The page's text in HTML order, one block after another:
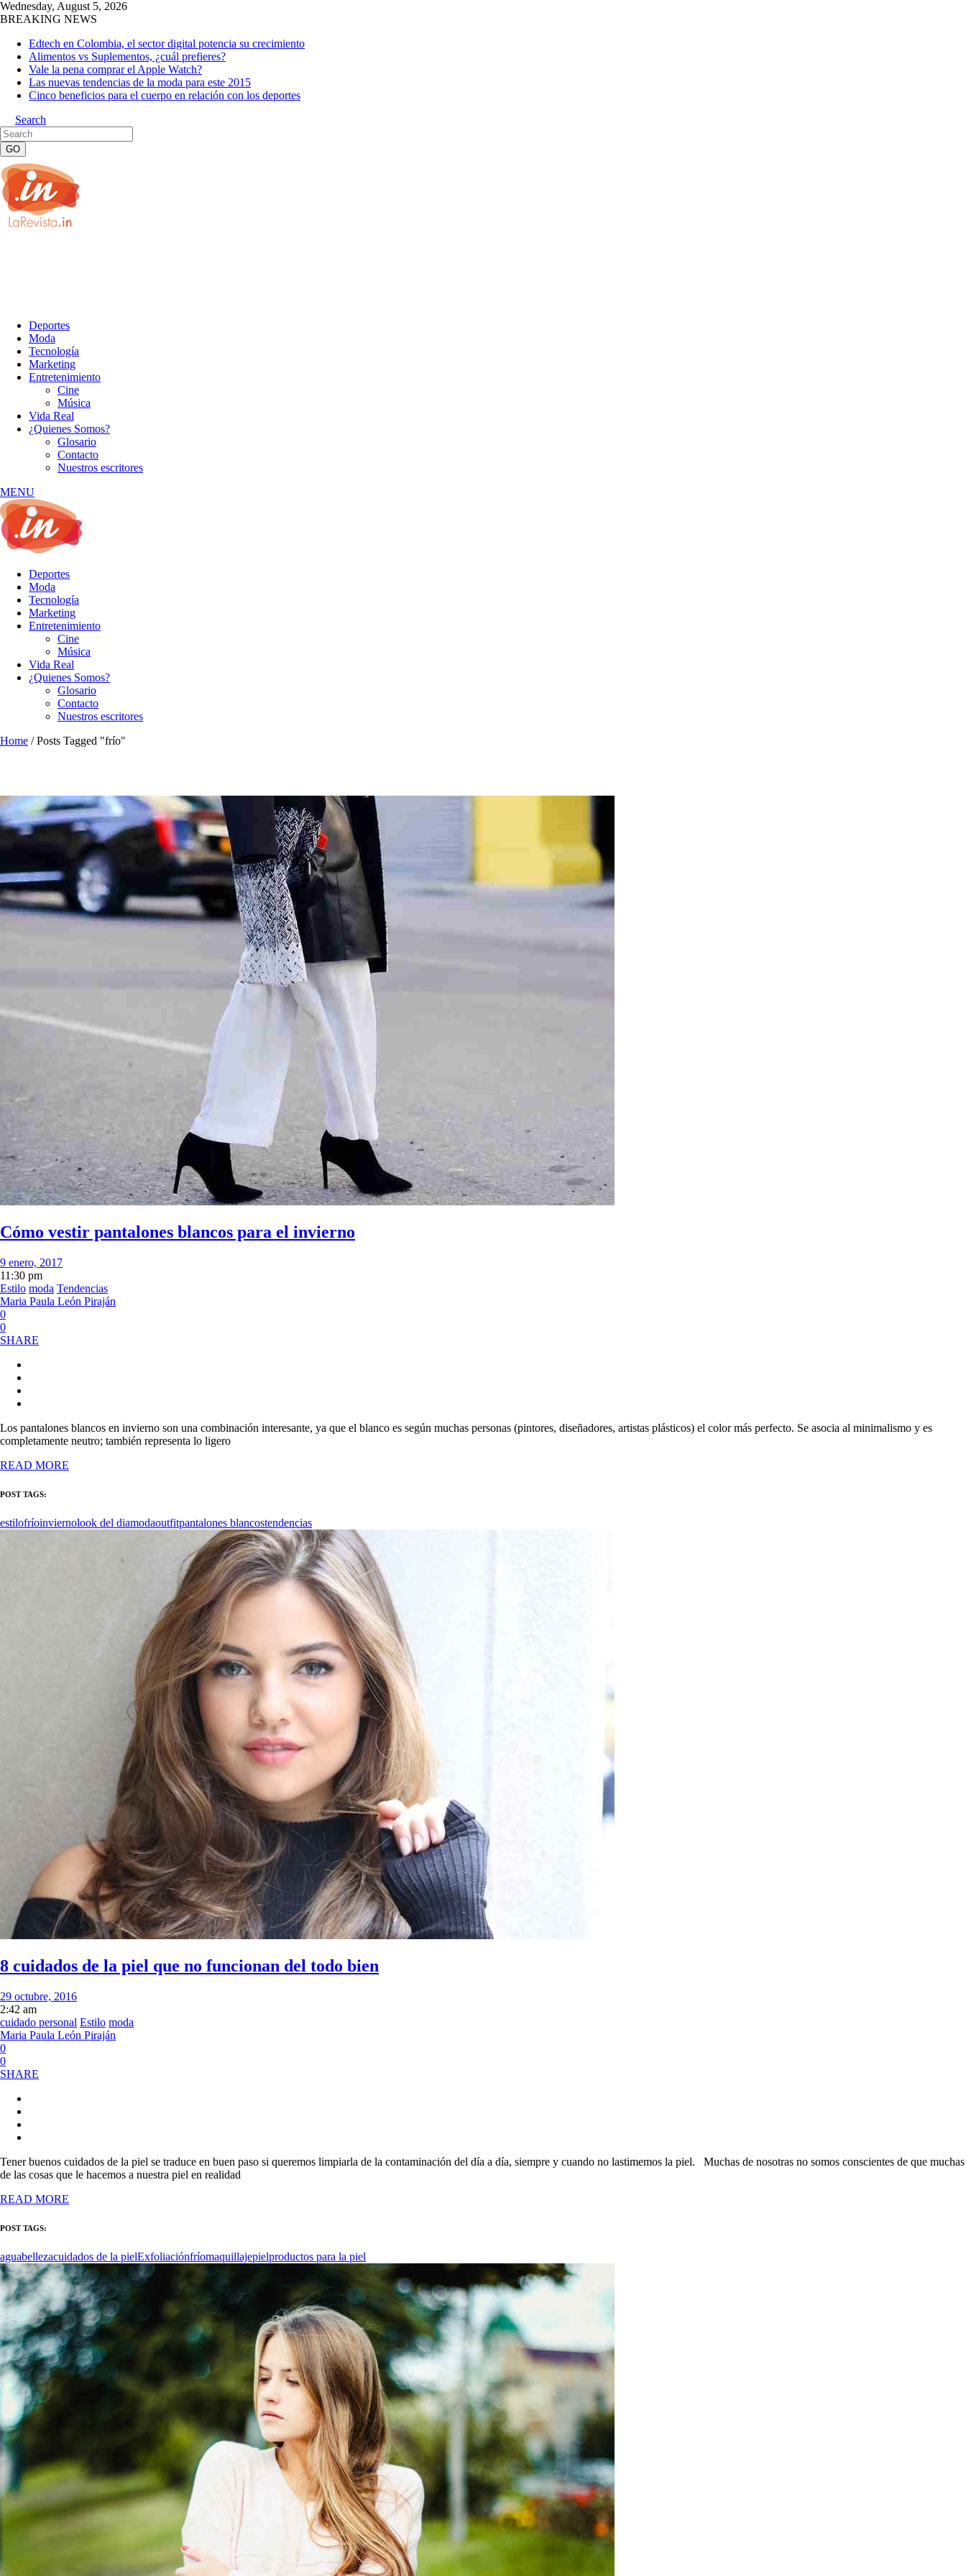
Wednesday, August 5, 2026
BREAKING NEWS
Edtech en Colombia, el sector digital potencia su crecimiento
Alimentos vs Suplementos, ¿cuál prefieres?
Vale la pena comprar el Apple Watch?
Las nuevas tendencias de la moda para este 2015
Cinco beneficios para el cuerpo en relación con los deportes
Search
Deportes
Moda
Tecnología
Marketing
Entretenimiento
Cine
Música
Vida Real
¿Quienes Somos?
Glosario
Contacto
Nuestros escritores
MENU
Deportes
Moda
Tecnología
Marketing
Entretenimiento
Cine
Música
Vida Real
¿Quienes Somos?
Glosario
Contacto
Nuestros escritores
Home /Posts Tagged "frío"
Cómo vestir pantalones blancos para el invierno
9 enero, 2017
11:30 pm
Estilo moda Tendencias
Maria Paula León Piraján
0
0
SHARE
Los pantalones blancos en invierno son una combinación interesante, ya que el blanco es según muchas personas (pintores, diseñadores, artistas plásticos) el color más perfecto. Se asocia al minimalismo y es
completamente neutro; también representa lo ligero
READ MORE
POST TAGS:
estilofríoinviernolook del diamodaoutfitpantalones blancostendencias
8 cuidados de la piel que no funcionan del todo bien
29 octubre, 2016
2:42 am
cuidado personal Estilo moda
Maria Paula León Piraján
0
0
SHARE
Tener buenos cuidados de la piel se traduce en buen paso si queremos limpiarla de la contaminación del día a día, siempre y cuando no lastimemos la piel. Muchas de nosotras no somos conscientes de que muchas
de las cosas que le hacemos a nuestra piel en realidad
READ MORE
POST TAGS:
aguabellezacuidados de la pielExfoliaciónfríomaquillajepielproductos para la piel